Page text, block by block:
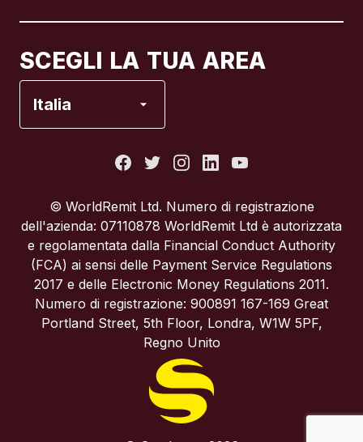
SCEGLI LA TUA AREA
Italia
Regno Unito
Spagna
© WorldRemit Ltd. Numero di registrazione
dell'azienda: 07110878 WorldRemit Ltd è autorizzata
e regolamentata dalla Financial Conduct Authority
(FCA) ai sensi delle Payment Service Regulations
2017 e delle Electronic Money Regulations 2011.
Numero di registrazione: 900891 167-169 Great
Portland Street, 5th Floor, Londra, W1W 5PF,
Regno Unito